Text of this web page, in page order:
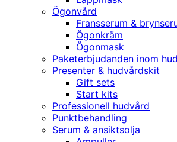
Ögonvård
Fransserum &
Ögonkräm
Ögonmask
Paketerbjudanden inom
Presenter & hudvårdskit
Gift sets
Start kits
Professionell hudvård
Punktbehandling
Serum & ansiktsolja